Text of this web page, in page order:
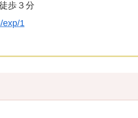
歩３分
exp/1